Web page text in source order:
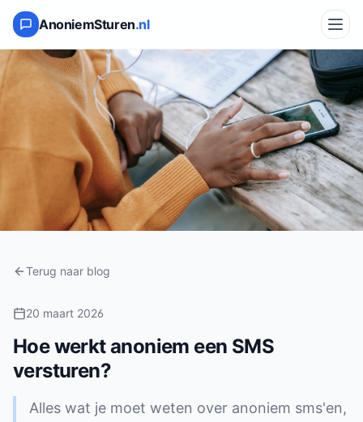
AnoniemSturen.nl
Terug naar blog
20 maart 2026
Hoe werkt anoniem een SMS
versturen?
Alles wat je moet weten over anoniem sms'en,